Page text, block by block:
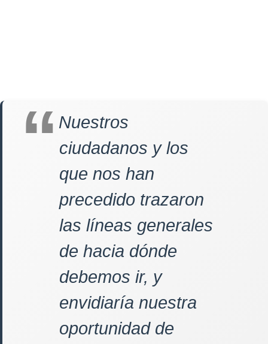
Nuestros
ciudadanos y los
que nos han
precedido trazaron
las líneas generales
de hacia dónde
debemos ir, y
envidiaría nuestra
oportunidad de